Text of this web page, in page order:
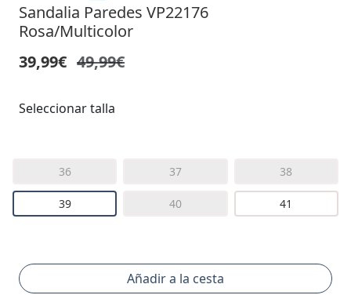
Sandalia Paredes VP22176
Rosa/Multicolor
39,99€ 49,99€
Seleccionar talla
36 37 38
39 40 41